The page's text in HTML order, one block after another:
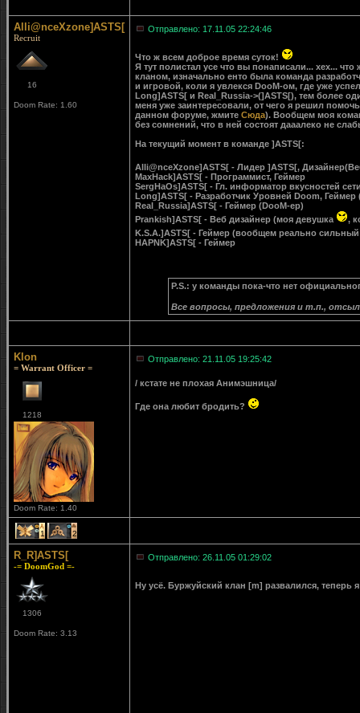
Alli@nceXzone]ASTS[
Recruit
16
Doom Rate: 1.60
Отправлено: 17.11.05 22:24:46
Что ж всем доброе время суток!
Я тут полистал усе что вы понаписали... хех...
кланом, изначально енто была команда
и игровой, коли я увлекся DooM-ом, где уже
Long]ASTS[ и Real_Russia->(]ASTS[), тем более
меня уже заинтересовали, от чего я решил
данном форуме, жмите Сюда). Вообщем моя
без сомнений, что в ней состоят дааалеко не
На текущий момент в команде ]ASTS[:
Alli@nceXzone]ASTS[ - Лидер ]ASTS[,
MaxHack]ASTS[ - Программист, Геймер
SergHaOs]ASTS[ - Гл. информатор вкусностей
Long]ASTS[ - Разработчик Уровней Doom, Геймер
Real_Russia]ASTS[ - Геймер (DooM-ер)
Prankish]ASTS[ - Веб дизайнер (моя девушка
,
K.S.A.]ASTS[ - Геймер (вообщем реально
HAPNK]ASTS[ - Геймер
P.S.: у команды пока-что нет
Все вопросы, предложения и т.п.,
Klon
= Warrant Officer =
1218
Doom Rate: 1.40
Отправлено: 21.11.05 19:25:42
/ кстате не плохая Анимэшница/
Где она любит бродить?
1 2
R_R]ASTS[
-= DoomGod =-
1306
Doom Rate: 3.13
Отправлено: 26.11.05 01:29:02
Ну усё. Буржуйский клан [m] развалился, теперь